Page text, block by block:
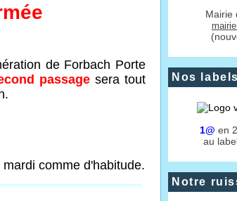
de Forbach Porte
passage sera tout
comme d'habitude.
Mairie
Nos labels
1@ en
au
Notre